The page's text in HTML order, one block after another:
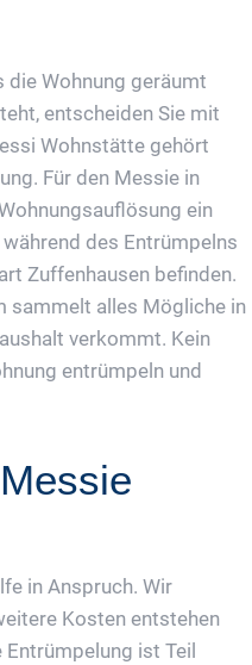
Wohnung geräumt
entscheiden Sie mit
Wohnstätte gehört
Für den Messie in
ein
des Entrümpelns
Zuffenhausen befinden.
sammelt alles Mögliche in
verkommt. Kein
entrümpeln und
in Anspruch. Wir
Kosten entstehen
ist Teil